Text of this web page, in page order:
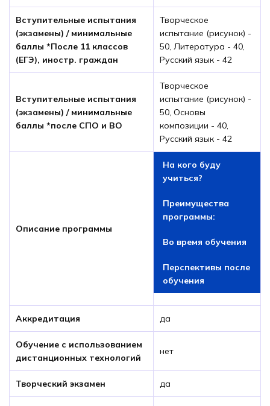
Вступительные испытания
(экзамены) / минимальные
баллы *После 11 классов
(ЕГЭ), иностр. граждан
Творческое
испытание (рисунок) -
50, Литература - 40,
Русский язык - 42
Вступительные испытания
(экзамены) / минимальные
баллы *после СПО и ВО
Творческое
испытание (рисунок) -
50, Основы
композиции - 40,
Русский язык - 42
Описание программы
На кого буду
учиться?
Преимущества
программы:
Во время обучения
Перспективы после
обучения
Аккредитация да
Обучение с использованием
дистанционных технологий
нет
Творческий экзамен да